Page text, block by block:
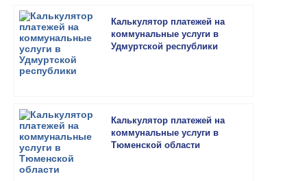
Калькулятор платежей на
коммунальные услуги в
Удмуртской республики
Калькулятор платежей на
коммунальные услуги в
Тюменской области